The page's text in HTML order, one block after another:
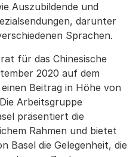
Auszubildende und
darunter
Sprachen.
für das Chinesische
2020 auf dem
Beitrag in Höhe von
Arbeitsgruppe
präsentiert die
Rahmen und bietet
Basel die Gelegenheit, die